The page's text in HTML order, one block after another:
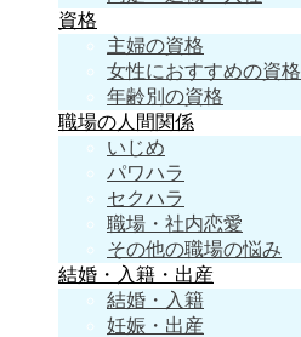
資格
主婦の資格
女性におすすめの資格
年齢別の資格
職場の人間関係
いじめ
パワハラ
セクハラ
職場・社内恋愛
その他の職場の悩み
結婚・入籍・出産
結婚・入籍
妊娠・出産